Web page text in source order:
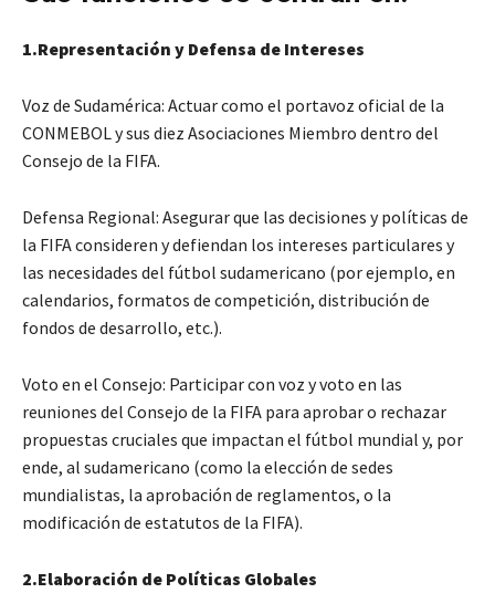
1.Representación y Defensa de Intereses
Voz de Sudamérica: Actuar como el portavoz oficial de la
CONMEBOL y sus diez Asociaciones Miembro dentro del
Consejo de la FIFA.
Defensa Regional: Asegurar que las decisiones y políticas de
la FIFA consideren y defiendan los intereses particulares y
las necesidades del fútbol sudamericano (por ejemplo, en
calendarios, formatos de competición, distribución de
fondos de desarrollo, etc.).
Voto en el Consejo: Participar con voz y voto en las
reuniones del Consejo de la FIFA para aprobar o rechazar
propuestas cruciales que impactan el fútbol mundial y, por
ende, al sudamericano (como la elección de sedes
mundialistas, la aprobación de reglamentos, o la
modificación de estatutos de la FIFA).
2.Elaboración de Políticas Globales